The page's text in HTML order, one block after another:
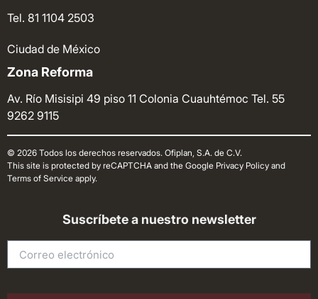
Tel. 81 1104 2503
Ciudad de México
Zona Reforma
Av. Río Misisipi 49 piso 11 Colonia Cuauhtémoc Tel. 55
9262 9115
© 2026 Todos los derechos reservados. Ofiplan, S.A. de C.V.
This site is protected by reCAPTCHA and the Google Privacy Policy and
Terms of Service apply.
Suscríbete a nuestro newsletter